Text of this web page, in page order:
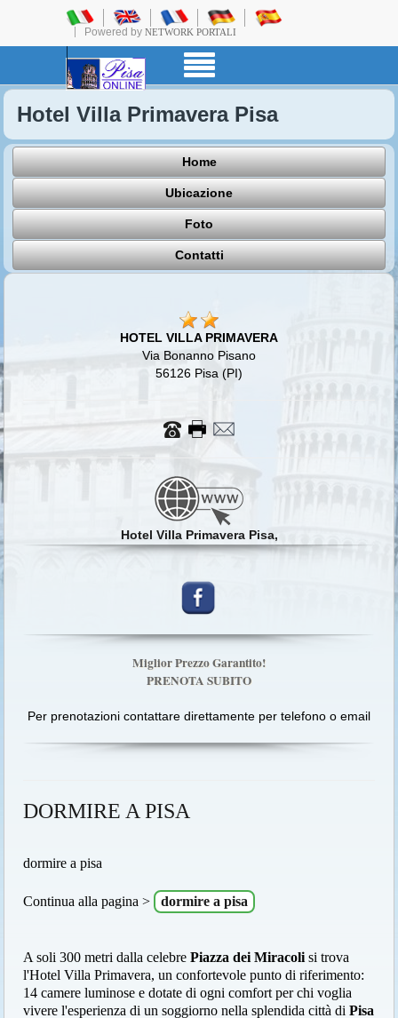
Powered by NETWORK PORTALI
Hotel Villa Primavera Pisa
Home
Ubicazione
Foto
Contatti
HOTEL VILLA PRIMAVERA
Via Bonanno Pisano
56126 Pisa (PI)
Hotel Villa Primavera Pisa,
Miglior Prezzo Garantito!
PRENOTA SUBITO
Per prenotazioni contattare direttamente per telefono o email
DORMIRE A PISA
dormire a pisa
Continua alla pagina > dormire a pisa
A soli 300 metri dalla celebrePiazza dei Miracoli si trova
l'Hotel Villa Primavera, un confortevole punto di riferimento:
14 camere luminose e dotate di ogni comfort per chi voglia
vivere l'esperienza di un soggiorno nella splendida città diPisa